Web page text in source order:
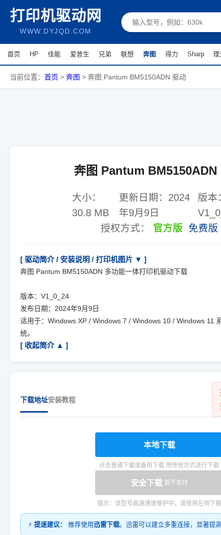
打印机驱动网
WWW.DYJQD.COM
首页 HP 佳能 爱普生 兄弟 联想 奔图 得力 Sharp 理
当前位置： 首页 > 奔图 > 奔图 Pantum BM5150ADN 驱动
奔图 Pantum BM5150ADN
大小：
30.8 MB
更新日期： 2024
年9月9日
版本
授权方式： 官方版 免费版
[ 驱动简介 / 安装说明 / 打印机图片 ▼ ]
奔图 Pantum BM5150ADN 多功能一体打印机驱动下载
版本：V1_0_24
发布日期：2024年9月9日
适用于：Windows XP / Windows 7 / Windows 10 / Windows 11
统。
[ 收起简介 ▲ ]
下载地址安装教程
本地下载
点击普通下载或备用下载 用传统方式进行下载
安全下载 暂不支持
提示：该型号高速通道维护中，请使用左侧下载
⚡ 提速建议： 推荐使用迅雷下载。迅雷可以建立多重连接，显著提